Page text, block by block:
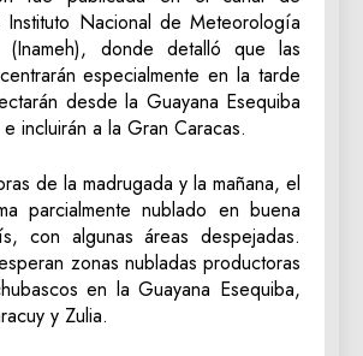
Instituto Nacional de Meteorología
donde detalló que las
especialmente en la tarde
desde la Guayana Esequiba
incluirán a la Gran Caracas.
de la madrugada y la mañana, el
parcialmente nublado en buena
con algunas áreas despejadas.
zonas nubladas productoras
en la Guayana Esequiba,
y Zulia.